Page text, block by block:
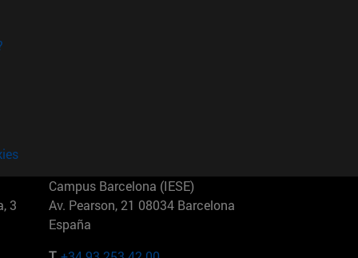
3
Campus Barcelona (IESE)
Av. Pearson, 21 08034 Barcelona
España